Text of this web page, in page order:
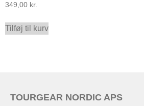
349,00 kr.
Tilføj til kurv
TOURGEAR NORDIC APS